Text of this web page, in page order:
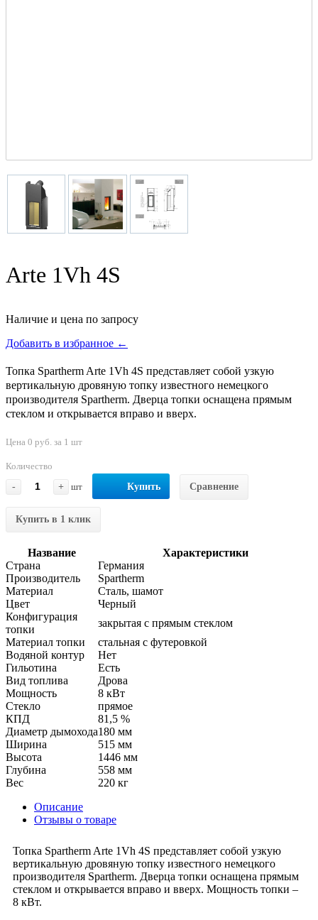
Arte 1Vh 4S
Наличие и цена по запросу
Добавить в избранное ←
Топка Spartherm Arte 1Vh 4S представляет собой узкую
вертикальную дровяную топку известного немецкого
производителя Spartherm. Дверца топки оснащена прямым
стеклом и открывается вправо и вверх.
Цена 0 руб. за 1 шт
Количество
-
+ шт Купить Сравнение
Купить в 1 клик
Название
Характеристики
Страна
Германия
Производитель
Spartherm
Материал
Сталь, шамот
Цвет
Черный
Конфигурация
топки
закрытая с прямым стеклом
Материал топки
стальная с футеровкой
Водяной контур
Нет
Гильотина
Есть
Вид топлива
Дрова
Мощность
8 кВт
Стекло
прямое
КПД
81,5 %
Диаметр дымохода180 мм
Ширина
515 мм
Высота
1446 мм
Глубина
558 мм
Вес
220 кг
Описание
Отзывы о товаре
Топка Spartherm Arte 1Vh 4S представляет собой узкую
вертикальную дровяную топку известного немецкого
производителя Spartherm. Дверца топки оснащена прямым
стеклом и открывается вправо и вверх. Мощность топки –
8 кВт.